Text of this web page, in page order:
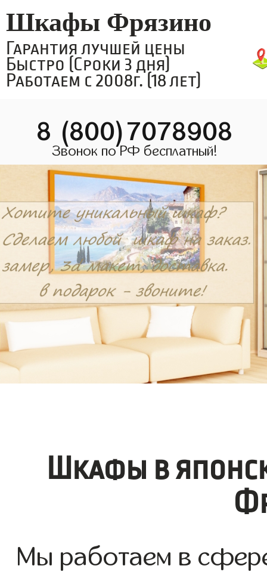
Шкафы Фрязино
Гарантия лучшей цены
Быстро (Сроки 3 дня)
Работаем с 2008г. (18 лет)
8 (800)7078908
Звонок по РФ бесплатный!
Шкафы в
Мы работаем в